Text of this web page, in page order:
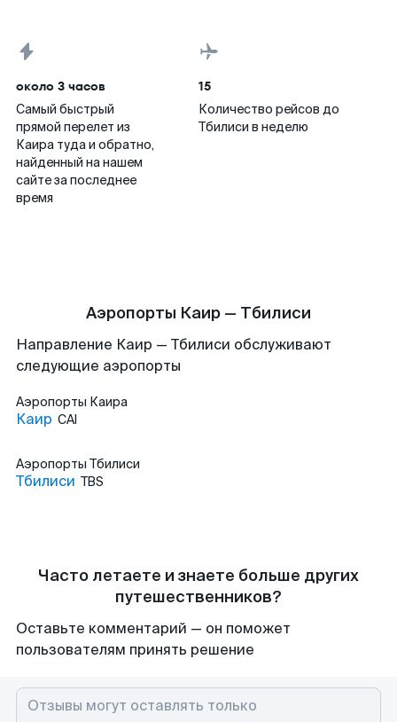
около 3 часов
Самый быстрый
прямой перелет из
Каира туда и обратно,
найденный на нашем
сайте за последнее
время
15
Количество рейсов до
Тбилиси в неделю
Аэропорты Каир — Тбилиси
Направление Каир — Тбилиси обслуживают
следующие аэропорты
Аэропорты Каира
Каир CAI
Аэропорты Тбилиси
Тбилиси TBS
Часто летаете и знаете больше других
путешественников?
Оставьте комментарий — он поможет
пользователям принять решение